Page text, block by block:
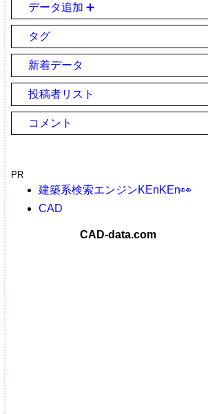
データ追加 ➕
タグ
新着データ
投稿者リスト
コメント
PR
建築系検索エンジンKEnKEn👀
CAD
CAD-data.com